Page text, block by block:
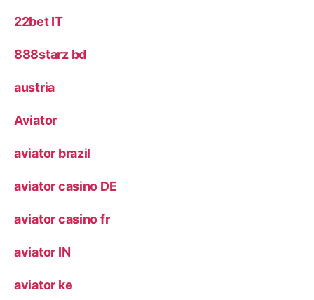
22bet IT
888starz bd
austria
Aviator
aviator brazil
aviator casino DE
aviator casino fr
aviator IN
aviator ke